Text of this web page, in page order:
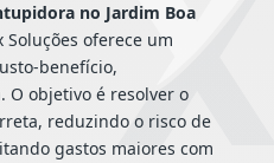
no Jardim Boa
Soluções oferece um
benefício,
O objetivo é resolver o
reduzindo o risco de
gastos maiores com